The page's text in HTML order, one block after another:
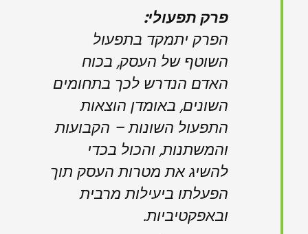
פרק תפעולי:
הפרק יתמקד בתפעול
השוטף של העסק, בכוח
האדם הנדרש לכך בתחומים
השונים, באומדן הוצאות
התפעול השונות – הקבועות
והמשתנות, והכול בכדי
להשיג את מטרות העסק תוך
הפעלתו ביעילות מרבית
ובאפקטיביות.